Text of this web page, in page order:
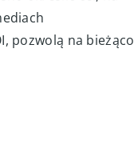
ruchu na
ocenić jej
określić cel, na
pozwolą na bieżąco